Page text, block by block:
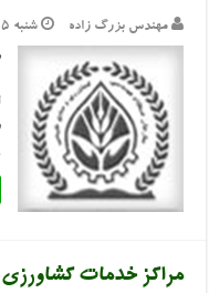
مهندس بزرگ زاده شنبه ۲۵ فروردین ۱۳۹۷
مراکز خدمات